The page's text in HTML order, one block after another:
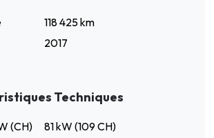
118 425 km
2017
Techniques
(CH)
81 kW (109 CH)